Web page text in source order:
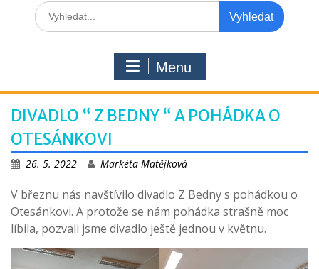
Search
for:
Menu
DIVADLO “ Z BEDNY “ A POHÁDKA O
OTESÁNKOVI
26. 5. 2022 Markéta Matějková
V březnu nás navštívilo divadlo Z Bedny s pohádkou o
Otesánkovi. A protože se nám pohádka strašně moc
líbila, pozvali jsme divadlo ještě jednou v květnu.